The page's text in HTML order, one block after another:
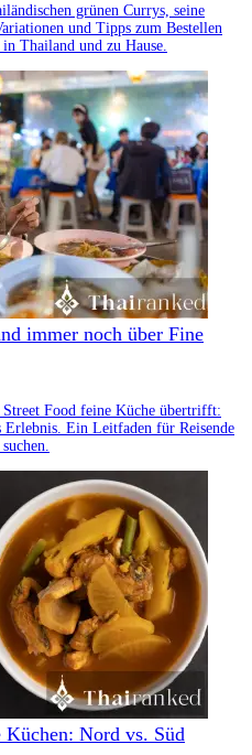
grünen Currys, seine
und Tipps zum Bestellen
Thailand und zu Hause.
immer noch über Fine
Food feine Küche übertrifft:
Ein Leitfaden für Reisende
Küchen: Nord vs. Süd